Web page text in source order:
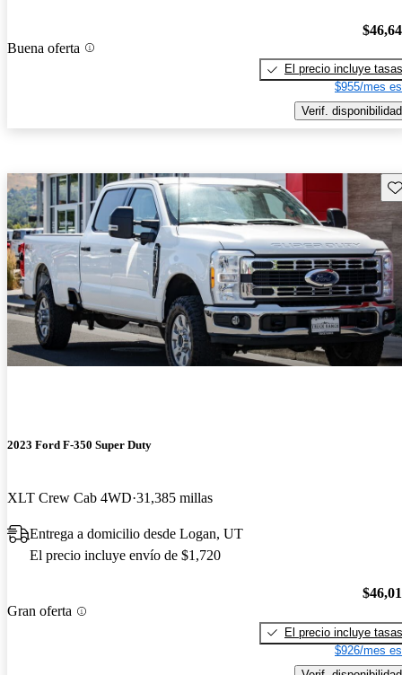
Buena oferta
El precio incluye tasas
$955/mes
Verif. disponibilidad
2023 Ford F-350 Super Duty
XLT Crew Cab 4WD 31,385 millas
Entrega a domicilio desde Logan, UT
El precio incluye envío de $1,720
Gran oferta
El precio incluye tasas
$926/mes